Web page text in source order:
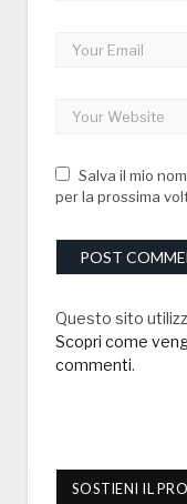
Salva il mio
per la prossima
Questo sito
Scopri come
commenti.
SOSTIENI IL